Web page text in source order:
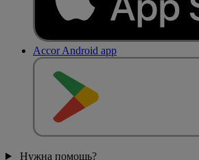
Accor Android app
Нужна помощь?